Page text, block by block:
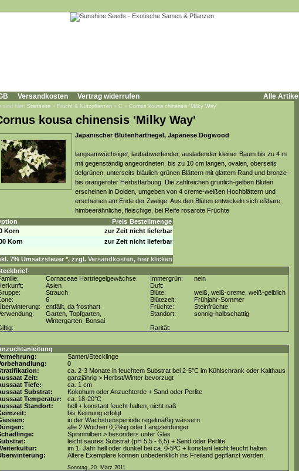
Versandkosten Vertrag widerrufen Alle Artikel
sind hier: Startseite » Frucht & Nutzpflanzen » C » Cornus kousa chinensis 'Milky Way'
kousa chinensis 'Milky Way'
Japanischer Blütenhartriegel, Japanese Dogwood
langsamwüchsiger, laubabwerfender, ausladender kleiner Baum bis zu 4 m
mit gegenständig angeordneten, bis zu 10 cm langen, ovalen, oberseits
tiefgrünen, unterseits bläulich-grünen Blättern mit glattem Rand und bronze-
bis orangeroter Herbstfärbung. Die zahlreichen grünlich-gelben Blüten
erscheinen in Dolden, umgeben von 4 creme-weißen Hochblättern und
erscheinen am Ende der Zweige. Aus den Blüten entwickeln sich eßbare,
himbeerähnliche, fleischige, bei Reife rosarote Früchte
Preis Bestellmenge
Korn
zur Zeit nicht lieferbar
Korn
zur Zeit nicht lieferbar
7% Umsatzsteuer *, zzgl. Versandkosten, hier klicken
Cornaceae Hartriegelgewächse Immergrün:
nein
Asien
Duft:
Strauch Blüte:
weiß, weiß-creme, weiß-gelblich
6 Blütezeit:
Frühjahr-Sommer
entfällt, da frosthart Früchte:
Steinfrüchte
Garten, Topfgarten,
Wintergarten, Bonsai
Standort:
sonnig-halbschattig
Rarität:
Samen/Stecklinge
0
ca. 2-3 Monate in feuchtem Substrat bei 2-5°C im Kühlschrank oder Kalthaus
Zeit:
ganzjährig > Herbst/Winter bevorzugt
Tiefe:
ca. 1 cm
Substrat:
Kokohum oder Anzuchterde + Sand oder Perlite
Temperatur:
ca. 18-20°C
Standort:
hell + konstant feucht halten, nicht naß
bis Keimung erfolgt
in der Wachstumsperiode regelmäßig wässern
alle 2 Wochen 0,2%ig oder Langzeitdünger
Spinnmilben > besonders unter Glas
leicht saures Substrat (pH 5,5 - 6,5) + Sand oder Perlite
im 1. Jahr hell oder dunkel bei ca. 0-5ºC + konstant leicht feucht halten
Ältere Exemplare können unbedenklich ins Freiland gepflanzt werden.
Sonntag, 20. März 2011